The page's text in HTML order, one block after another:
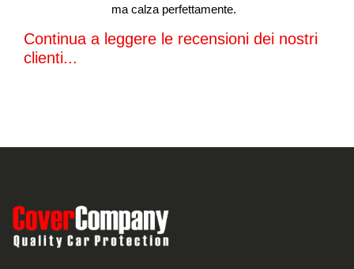
ma calza perfettamente.
Continua a leggere le recensioni dei nostri
clienti...